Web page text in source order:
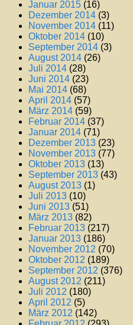
Januar 2015 (16)
Dezember 2014 (3)
November 2014 (11)
Oktober 2014 (10)
September 2014 (3)
August 2014 (26)
Juli 2014 (28)
Juni 2014 (23)
Mai 2014 (68)
April 2014 (57)
März 2014 (59)
Februar 2014 (37)
Januar 2014 (71)
Dezember 2013 (23)
November 2013 (77)
Oktober 2013 (13)
September 2013 (43)
August 2013 (1)
Juli 2013 (10)
Juni 2013 (51)
März 2013 (82)
Februar 2013 (217)
Januar 2013 (186)
November 2012 (70)
Oktober 2012 (189)
September 2012 (376)
August 2012 (211)
Juli 2012 (180)
April 2012 (5)
März 2012 (142)